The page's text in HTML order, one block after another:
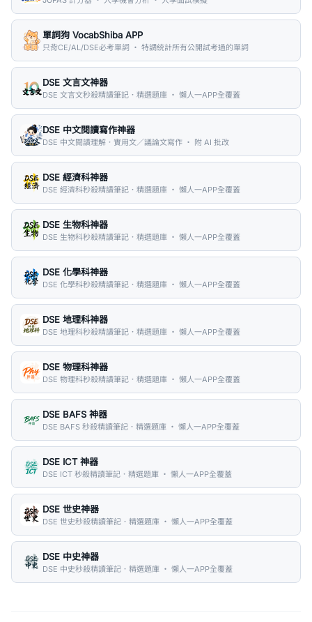
單詞狗 VocabShiba APP
只背CE/AL/DSE必考單詞 ・ 特調統計所有公開試考過的單詞
DSE 文言文神器
DSE 文言文秒殺精讀筆記．精選題庫 ・ 懶人一APP全覆蓋
DSE 中文閱讀寫作神器
DSE 中文閱讀理解．實用文／議論文寫作 ・ 附 AI 批改
DSE 經濟科神器
DSE 經濟科秒殺精讀筆記．精選題庫 ・ 懶人一APP全覆蓋
DSE 生物科神器
DSE 生物科秒殺精讀筆記．精選題庫 ・ 懶人一APP全覆蓋
DSE 化學科神器
DSE 化學科秒殺精讀筆記．精選題庫 ・ 懶人一APP全覆蓋
DSE 地理科神器
DSE 地理科秒殺精讀筆記．精選題庫 ・ 懶人一APP全覆蓋
DSE 物理科神器
DSE 物理科秒殺精讀筆記．精選題庫 ・ 懶人一APP全覆蓋
DSE BAFS 神器
DSE BAFS 秒殺精讀筆記．精選題庫 ・ 懶人一APP全覆蓋
DSE ICT 神器
DSE ICT 秒殺精讀筆記．精選題庫 ・ 懶人一APP全覆蓋
DSE 世史神器
DSE 世史秒殺精讀筆記．精選題庫 ・ 懶人一APP全覆蓋
DSE 中史神器
DSE 中史秒殺精讀筆記．精選題庫 ・ 懶人一APP全覆蓋